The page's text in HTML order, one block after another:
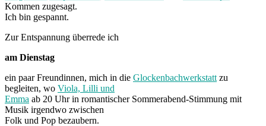
Kommen zugesagt.
Ich bin gespannt.
Zur Entspannung überrede ich
am Dienstag
ein paar Freundinnen, mich in die Glockenbachwerkstatt zu
begleiten, wo Viola, Lilli und
Emma ab 20 Uhr in romantischer Sommerabend-Stimmung mit
Musik irgendwo zwischen
Folk und Pop bezaubern.